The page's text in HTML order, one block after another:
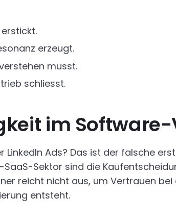
erzeugt.
musst.
schliesst.
im
Ads? Das ist der falsche
Sektor sind die
reicht nicht aus, um Vertrauen bei
entsteht.